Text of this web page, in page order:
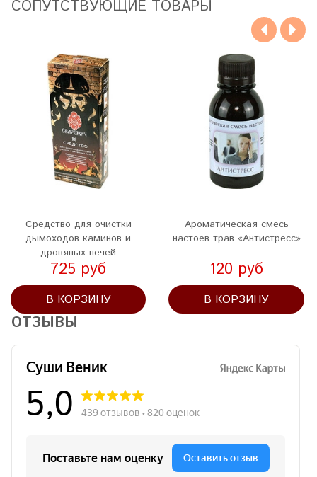
CОПУТСТВУЮЩИЕ ТОВАРЫ
Средство для очистки
дымоходов каминов и
дровяных печей
725 руб
В КОРЗИНУ
Ароматическая смесь
настоев трав «Антистресс»
120 руб
В КОРЗИНУ
ОТЗЫВЫ